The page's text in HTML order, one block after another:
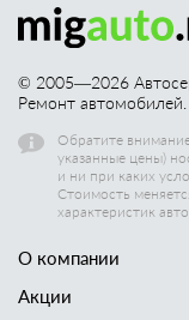
© 2005—2026
Ремонт
Обратите
указанные цены)
и ни при каких
Стоимость
характеристик
О компании
Акции